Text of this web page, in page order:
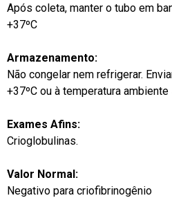
Após coleta, manter o tubo em
+37ºC
Armazenamento:
Não congelar nem refrigerar.
+37ºC ou à temperatura
Exames Afins:
Crioglobulinas.
Valor Normal:
Negativo para criofibrinogênio